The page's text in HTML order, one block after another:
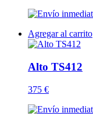
Agregar al carrito
Alto TS412
375 €